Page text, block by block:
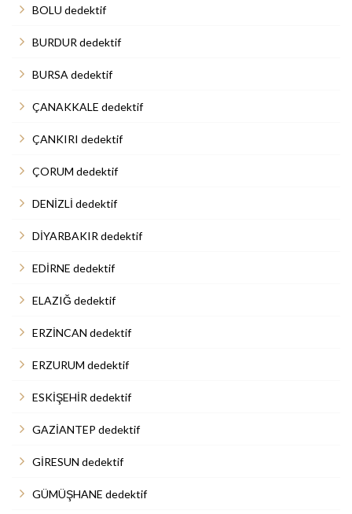
BOLU dedektif
BURDUR dedektif
BURSA dedektif
ÇANAKKALE dedektif
ÇANKIRI dedektif
ÇORUM dedektif
DENİZLİ dedektif
DİYARBAKIR dedektif
EDİRNE dedektif
ELAZIĞ dedektif
ERZİNCAN dedektif
ERZURUM dedektif
ESKİŞEHİR dedektif
GAZİANTEP dedektif
GİRESUN dedektif
GÜMÜŞHANE dedektif